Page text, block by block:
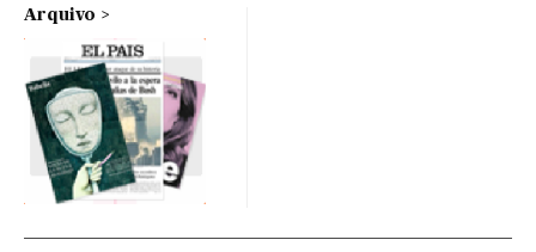
Arquivo